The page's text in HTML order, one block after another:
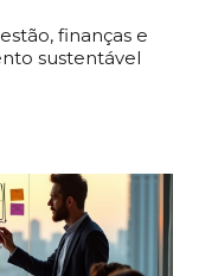
finanças e
sustentável